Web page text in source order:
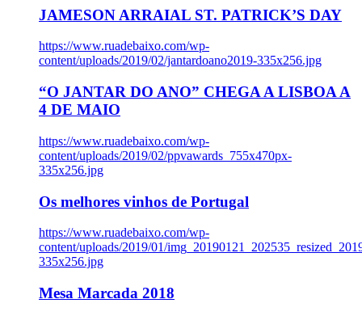
JAMESON ARRAIAL ST. PATRICK’S DAY
https://www.ruadebaixo.com/wp-
content/uploads/2019/02/jantardoano2019-335x256.jpg
“O JANTAR DO ANO” CHEGA A LISBOA A
4 DE MAIO
https://www.ruadebaixo.com/wp-
content/uploads/2019/02/ppvawards_755x470px-
335x256.jpg
Os melhores vinhos de Portugal
https://www.ruadebaixo.com/wp-
content/uploads/2019/01/
335x256.jpg
Mesa Marcada 2018